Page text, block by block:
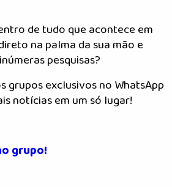
de tudo que acontece em
na palma da sua mão e
pesquisas?
grupos exclusivos no WhatsApp
notícias em um só lugar!
grupo!